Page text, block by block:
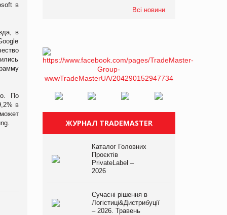
в
в
По
в
Всі новини
ЖУРНАЛ TRADEMASTER
Каталог Головних
Проєктів
PrivateLabel –
2026
Сучасні рішення в
Логістиці&Дистрибуції
– 2026. Травень